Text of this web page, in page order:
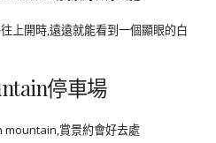
上開時,遠遠就能看到一個顯眼的白
停車場